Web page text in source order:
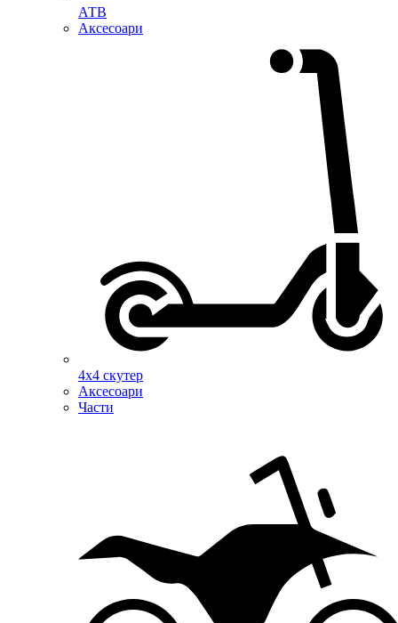
АТВ
Аксесоари
4х4 скутер
Аксесоари
Части